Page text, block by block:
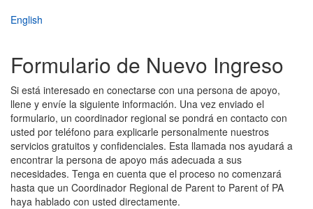
English
Formulario de Nuevo Ingreso
Si está interesado en conectarse con una persona de apoyo,
llene y envíe la siguiente información. Una vez enviado el
formulario, un coordinador regional se pondrá en contacto con
usted por teléfono para explicarle personalmente nuestros
servicios gratuitos y confidenciales. Esta llamada nos ayudará a
encontrar la persona de apoyo más adecuada a sus
necesidades. Tenga en cuenta que el proceso no comenzará
hasta que un Coordinador Regional de Parent to Parent of PA
haya hablado con usted directamente.